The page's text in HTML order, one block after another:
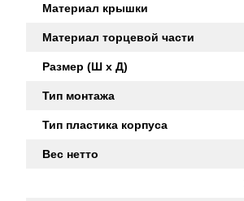
Материал крышки
Материал торцевой части
Размер (Ш x Д)
Тип монтажа
Тип пластика корпуса
Вес нетто